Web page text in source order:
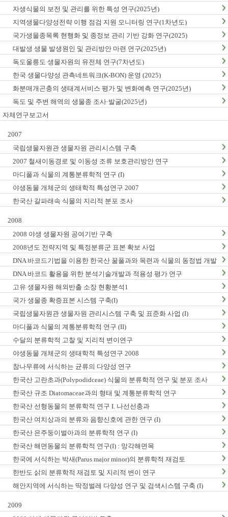
자생식물의 보전 및 관리를 위한 특성 연구(2025년)
지역생물다양성전략 이행 점검 지원 모니터링 연구(1차년도)
국가생물종목록 현행화 및 종정보 관리 기반 강화 연구(2025)
대발생 생물 발생원인 및 관리방안 마련 연구(2025년)
독도울릉도 생물자원의 유전체 연구(7차년도)
한국 생물다양성 관측네트워크(K-BON) 운영 (2025)
화분매개곤충의 생태계서비스 평가 및 변화예측 연구(2025년)
독도 및 주변 해역의 생물종 조사·발굴(2025년)
자체연구보고서
2007
국립생물자원관 생물자원 관리시스템 구축
2007 철새이동경로 및 이동성 조류 보호관리방안 연구
마디풀과 식물의 계통분류학적 연구 (I)
야생동물 개체군의 생태학적 특성연구 2007
한국산 갈파래속 식물의 지리적 분포 조사
2008
2008 야생 생물자원 공여기반 구축
2008년도 전략지역 및 특정분류군 표본 확보 사업
DNA 바코드기법을 이용한 한국산 꿀풀과와 목련과 식물의 동정법 개발
: I. 꿀풀과
DNA 바코드 활용을 위한 분석기술개발과 적용성 평가 연구
고유 생물자원 해외반출 소장 현황분석1
국가 생물종 확증표본 시스템 구축(I)
국립생물자원관 생물자원 관리시스템 구축 및 표준화 사업 (I)
마디풀과 식물의 계통분류학적 연구 (II)
수달의 분류학적 고찰 및 지리적 변이연구
야생동물 개체군의 생태학적 특성연구 2008
참나무류에 서식하는 균류의 다양성 연구
한국산 고란초과(Polypodidceae) 식물의 분류학적 연구 및 분포 조사
한국산 규조 Diatomaceae과의 형태 및 계통분류학적 연구
한국산 선형동물의 분류학적 연구 I. 나선선충과
한국산 여치상과의 분류와 음향신호에 관한 연구 (I)
한국산 은주둥이벌아과의 분류학적 연구 (I)
한국산 해면동물의 분류학적 연구(I) : 망각해면목
한국에 서식하는 박새(Parus major minor)의 분류학적 재검토
한반도 삵의 분류학적 재검토 및 지리적 변이 연구
해안지역에 서식하는 딱정벌레 다양성 연구 및 검색시스템 구축 (I)
2009